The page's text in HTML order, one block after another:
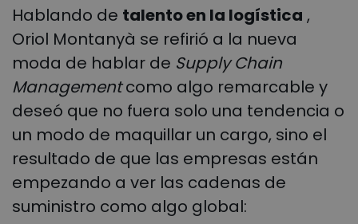
Hablando de talento en la logística ,
Oriol Montanyà se refirió a la nueva
moda de hablar de Supply Chain
Managementcomo algo remarcable y
deseó que no fuera solo una tendencia o
un modo de maquillar un cargo, sino el
resultado de que las empresas están
empezando a ver las cadenas de
suministro como algo global: